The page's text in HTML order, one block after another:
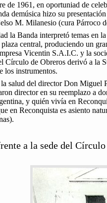
de 1961, en oportuniad de
demúsica hizo su
M. Milanesio (cura Párroco
la Banda interpretó temas en
plaza central, produciendo un
Vicentin S.A.I.C. y la
Círculo de Obreros derivó a la
los instrumentos.
salud del director Don Miguel
director en su reemplazo a
y quién vivía en
en Reconquista es asiento
a la sede del